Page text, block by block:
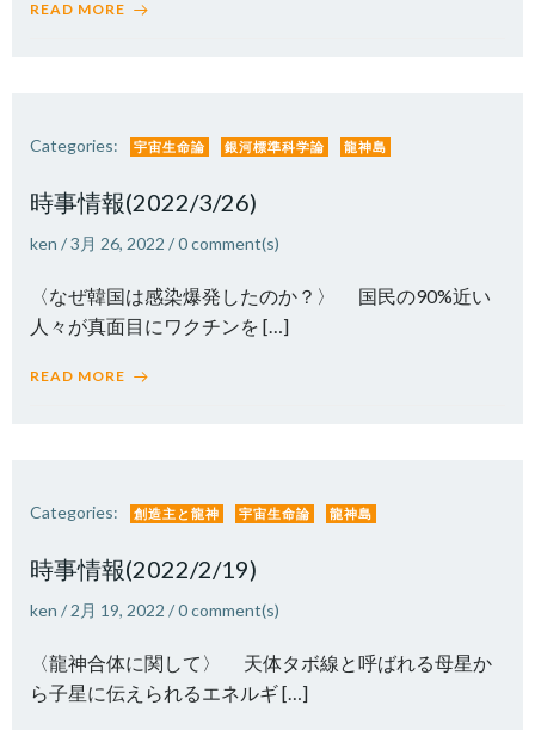
READ MORE
Categories: 宇宙生命論 銀河標準科学論 龍神島
時事情報(2022/3/26)
ken /3月 26, 2022 /0comment(s)
〈なぜ韓国は感染爆発したのか？〉 国民の90%近い
人々が真面目にワクチンを […]
READ MORE
Categories: 創造主と龍神 宇宙生命論 龍神島
時事情報(2022/2/19)
ken / 2月 19, 2022 /0comment(s)
〈龍神合体に関して〉 天体タボ線と呼ばれる母星か
ら子星に伝えられるエネルギ […]